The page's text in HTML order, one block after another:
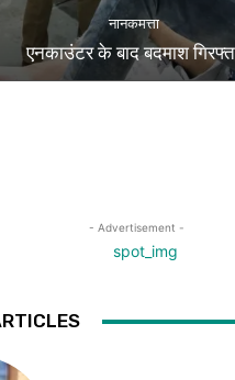
नानकमत्ता
एनकाउंटर के बाद बदमाश
- Advertisement -